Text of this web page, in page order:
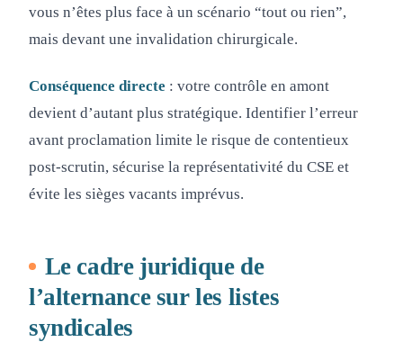
vous n’êtes plus face à un scénario “tout ou rien”,
mais devant une invalidation chirurgicale.
Conséquence directe : votre contrôle en amont
devient d’autant plus stratégique. Identifier l’erreur
avant proclamation limite le risque de contentieux
post-scrutin, sécurise la représentativité du CSE et
évite les sièges vacants imprévus.
Le cadre juridique de
l’alternance sur les listes
syndicales